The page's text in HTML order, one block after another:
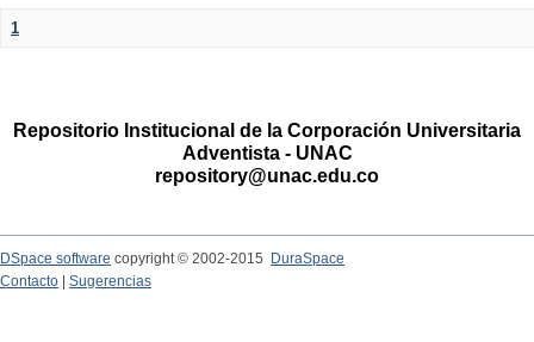
1
Repositorio Institucional de la Corporación Universitaria
Adventista - UNAC
repository@unac.edu.co
DSpace software copyright © 2002-2015
DuraSpace
Contacto
Sugerencias